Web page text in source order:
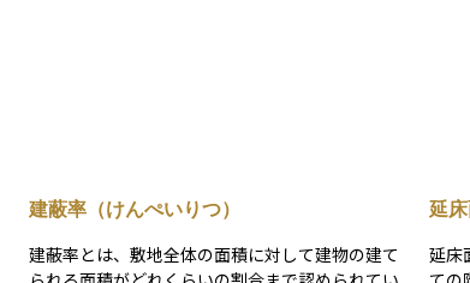
建蔽率（けんぺいりつ）
建蔽率とは、敷地全体の面積に対して建物の建て
延
延床